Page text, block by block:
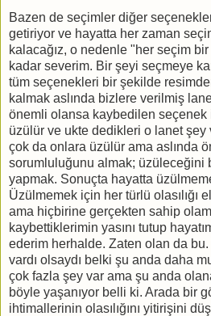
Bazen de seçimler diğer
getiriyor ve hayatta her zaman
kalacağız, o nedenle "her seçim
kadar severim. Bir şeyi seçmeye
tüm seçenekleri bir şekilde
kalmak aslında bizlere verilmiş
önemli olansa kaybedilen
üzülür ve ukte dedikleri o lanet şey
çok da onlara üzülür ama aslında
sorumluluğunu almak; üzüleceğini
yapmak. Sonuçta hayatta
Üzülmemek için her türlü olasılığı
ama hiçbirine gerçekten sahip
kaybettiklerimin yasını tutup
ederim herhalde. Zaten olan da
vardı olsaydı belki şu anda daha
çok fazla şey var ama şu anda
böyle yaşanıyor belli ki. Arada bir
ihtimallerinin olasılığını yitirişini